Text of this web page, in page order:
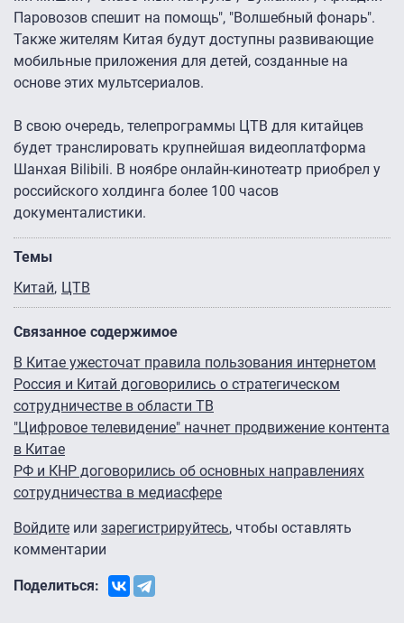
Паровозов спешит на помощь", "Волшебный фонарь".
Также жителям Китая будут доступны развивающие
мобильные приложения для детей, созданные на
основе этих мультсериалов.
В свою очередь, телепрограммы ЦТВ для китайцев
будет транслировать крупнейшая видеоплатформа
Шанхая Bilibili. В ноябре онлайн-кинотеатр приобрел у
российского холдинга более 100 часов
документалистики.
Темы
Китай
ЦТВ
Связанное содержимое
В Китае ужесточат правила пользования интернетом
Россия и Китай договорились о стратегическом
сотрудничестве в области ТВ
"Цифровое телевидение" начнет продвижение контента
в Китае
РФ и КНР договорились об основных направлениях
сотрудничества в медиасфере
Войдите или зарегистрируйтесь, чтобы оставлять
комментарии
Поделиться: